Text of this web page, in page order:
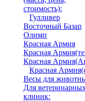
стоимость):
Гулливер
Восточный Базар
Олимп
Красная Армия
Красная
Красная
Красная
Весы для
Для
клиник: